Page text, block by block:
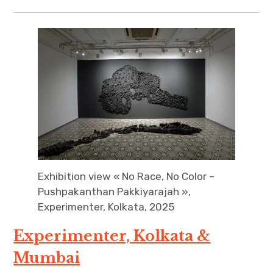
Exhibition view « No Race, No Color –
Pushpakanthan Pakkiyarajah »,
Experimenter, Kolkata, 2025
Experimenter, Kolkata &
Mumbai